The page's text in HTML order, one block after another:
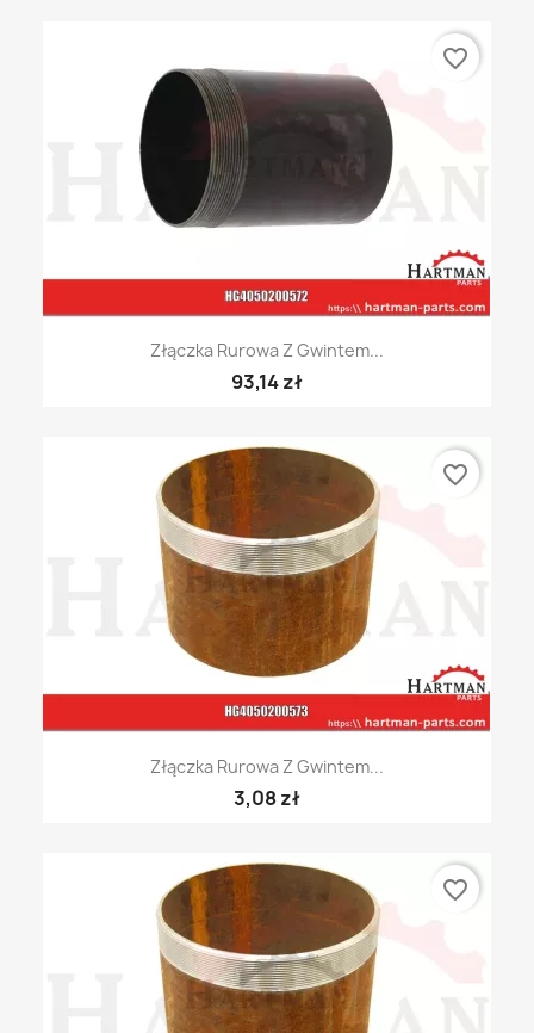
Złączka Rurowa Z Gwintem...
93,14 zł
favorite_border
Złączka Rurowa Z Gwintem...
3,08 zł
favorite_border
favorite_border